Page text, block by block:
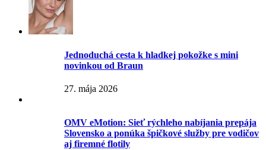
Jednoduchá cesta k hladkej pokožke s mini
novinkou od Braun
27. mája 2026
OMV eMotion: Sieť rýchleho nabíjania prepája
Slovensko a ponúka špičkové služby pre vodičov
aj firemné flotily